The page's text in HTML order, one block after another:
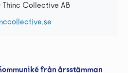
Thinc Collective AB
från årsstämman